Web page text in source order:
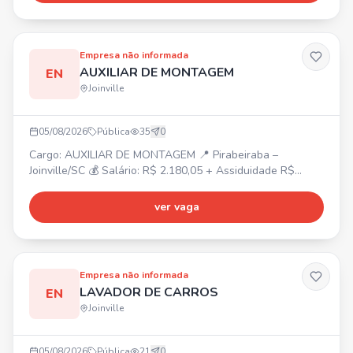
EN
Empresa não informada
AUXILIAR DE MONTAGEM
Joinville
05/08/2026 Pública 35 0
Cargo: AUXILIAR DE MONTAGEM 📍 Pirabeiraba –
Joinville/SC 💰 Salário: R$ 2.180,05 + Assiduidade R$
sexta-feira, das 07h30 às 17h18 🎁 Benefícios:
Alimentação na empresa, Vale-transporte, Plano de saúde
ver vaga
EN
Empresa não informada
LAVADOR DE CARROS
Joinville